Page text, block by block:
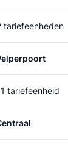
tariefeenheden
1 tariefeenheid